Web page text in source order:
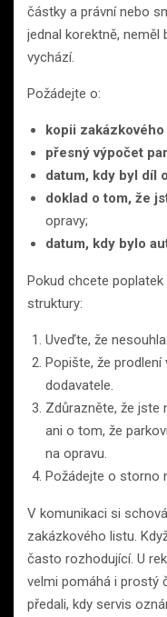
částky a právní nebo
jednal korektně,
vychází.
Požádejte o:
kopii
přesný výpočet
datum, kdy byl díl
doklad o tom, že
opravy;
datum, kdy bylo
Pokud chcete
struktury:
Uveďte, že
Popište, že
dodavatele.
Zdůrazněte, že jste
ani o tom, že
na opravu.
Požádejte o storno
V komunikaci si
zakázkového listu.
často rozhodující. U
velmi pomáhá i prostý
předali, kdy servis